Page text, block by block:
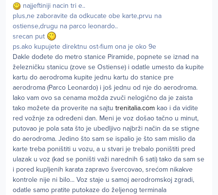
najjeftiniji nacin tri e..
plus,ne zaboravite da odkucate obe karte,prvu na
ostiense,drugu na parco leonardo..
srecan put
ps.ako kupujete direktnu ost-fium ona je oko 9e
Dakle dođete do metro stanice Piramide, popnete se iznad na
železničku stanicu (zove se Ostiense) i odatle umesto da kupite
kartu do aerodroma kupite jednu kartu do stanice pre
aerodroma (Parco Leonardo) i još jednu od nje do aerodroma.
Iako vam ovo sa cenama možda zvuči nelogično da je zaista
tako možete da proverite na sajtu trenitalia.com kao i da vidite
red vožnje za određeni dan. Meni je voz došao tačno u minut,
putovao je pola sata što je ubedljivo najbrži način da se stigne
do aerodroma. Jedino što sam se ispalio je što sam mislio da
karte treba poništiti u vozu, a u stvari je trebalo poništiti pred
ulazak u voz (kad se poništi važi narednih 6 sati) tako da sam se
i pored kupljenih karata zapravo švercovao, srećom nikakve
kontrole nije ni bilo... Voz staje u samoj aerodromskoj zgradi,
odatle samo pratite putokaze do željenog terminala